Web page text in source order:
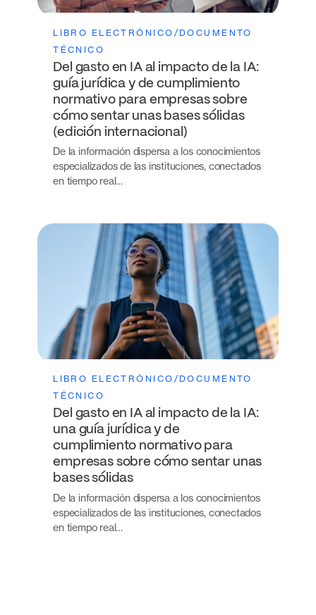
LIBRO ELECTRÓNICO/DOCUMENTO
TÉCNICO
Del gasto en IA al impacto de la IA:
guía jurídica y de cumplimiento
normativo para empresas sobre
cómo sentar unas bases sólidas
(edición internacional)
De la información dispersa a los conocimientos
especializados de las instituciones, conectados
en tiempo real…
LIBRO ELECTRÓNICO/DOCUMENTO
TÉCNICO
Del gasto en IA al impacto de la IA:
una guía jurídica y de
cumplimiento normativo para
empresas sobre cómo sentar unas
bases sólidas
De la información dispersa a los conocimientos
especializados de las instituciones, conectados
en tiempo real…